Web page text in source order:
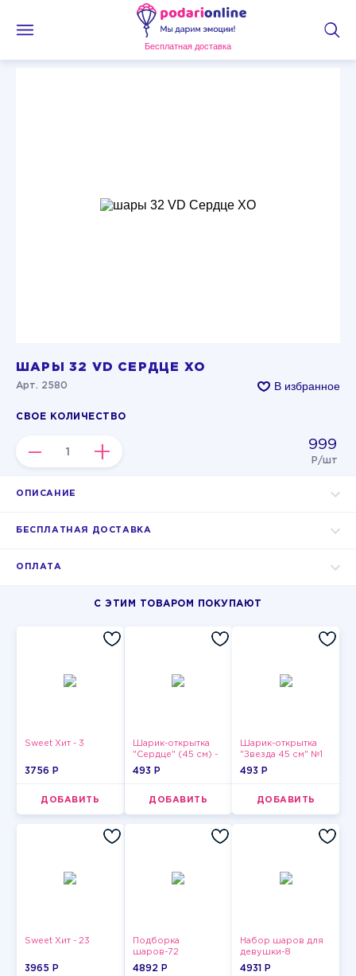
Бесплатная доставка
ШАРЫ 32 VD СЕРДЦЕ XO
Арт. 2580 В избранное
СВОЕ КОЛИЧЕСТВО
– + 999
Р/шт
ОПИСАНИЕ
БЕСПЛАТНАЯ ДОСТАВКА
ОПЛАТА
С ЭТИМ ТОВАРОМ ПОКУПАЮТ
Sweet Хит - 3
3756 P
ДОБАВИТЬ
Шарик-открытка
"Сердце" (45 см) -
2
493 P
ДОБАВИТЬ
Шарик-открытка
"Звезда 45 см" №1
493 P
ДОБАВИТЬ
Sweet Хит - 23
3965 P
Подборка
шаров-72
4892 P
Набор шаров для
девушки-8
4931 P